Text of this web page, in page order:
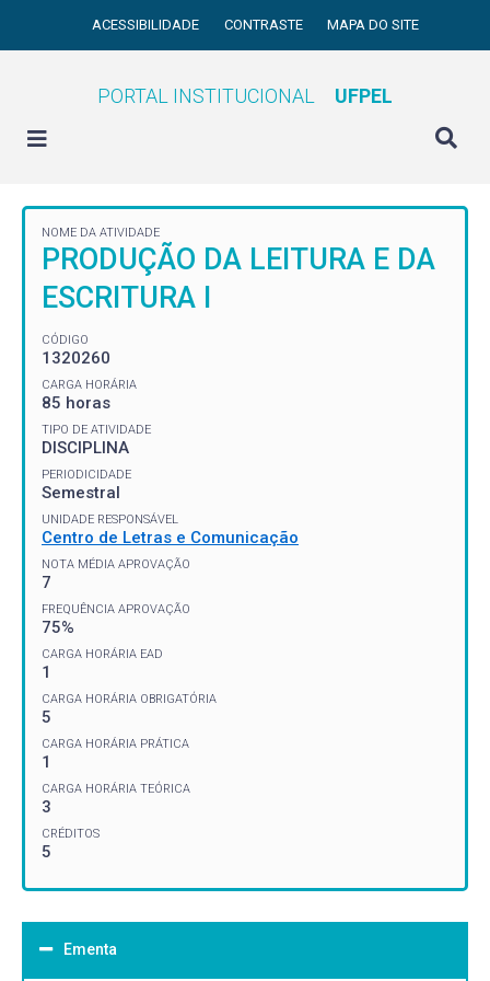
ACESSIBILIDADE CONTRASTE MAPA DO SITE
PORTAL INSTITUCIONAL UFPEL
NOME DA ATIVIDADE
PRODUÇÃO DA LEITURA E DA
ESCRITURA I
CÓDIGO
1320260
CARGA HORÁRIA
85 horas
TIPO DE ATIVIDADE
DISCIPLINA
PERIODICIDADE
Semestral
UNIDADE RESPONSÁVEL
Centro de Letras e Comunicação
NOTA MÉDIA APROVAÇÃO
7
FREQUÊNCIA APROVAÇÃO
75%
CARGA HORÁRIA EAD
1
CARGA HORÁRIA OBRIGATÓRIA
5
CARGA HORÁRIA PRÁTICA
1
CARGA HORÁRIA TEÓRICA
3
CRÉDITOS
5
Ementa